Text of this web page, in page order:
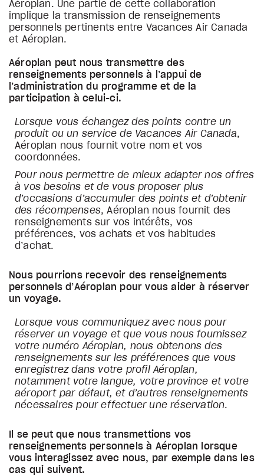
Aéroplan. Une partie de cette collaboration
implique la transmission de renseignements
personnels pertinents entre Vacances Air Canada
et Aéroplan.
Aéroplan peut nous transmettre des
renseignements personnels à l’appui de
l’administration du programme et de la
participation à celui-ci.
Lorsque vous échangez des points contre un
produit ou un service de Vacances Air Canada,
Aéroplan nous fournit votre nom et vos
coordonnées.
Pour nous permettre de mieux adapter nos offres
à vos besoins et de vous proposer plus
d’occasions d’accumuler des points et d’obtenir
des récompenses, Aéroplan nous fournit des
renseignements sur vos intérêts, vos
préférences, vos achats et vos habitudes
d’achat.
Nous pourrions recevoir des renseignements
personnels d’Aéroplan pour vous aider à réserver
un voyage.
Lorsque vous communiquez avec nous pour
réserver un voyage et que vous nous fournissez
votre numéro Aéroplan, nous obtenons des
renseignements sur les préférences que vous
enregistrez dans votre profil Aéroplan,
notamment votre langue, votre province et votre
aéroport par défaut, et d’autres renseignements
nécessaires pour effectuer une réservation.
Il se peut que nous transmettions vos
renseignements personnels à Aéroplan lorsque
vous interagissez avec nous, par exemple dans les
cas qui suivent.